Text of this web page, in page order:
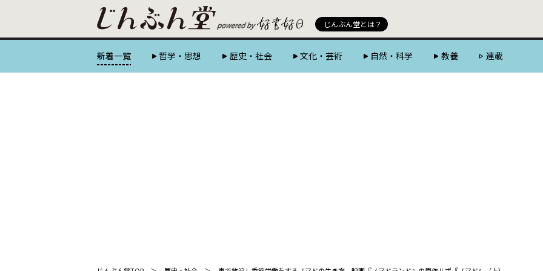
じんぶん堂とは？
新着一覧 哲学・思想 歴史・社会 文化・芸術 自然・科学 教養 連載